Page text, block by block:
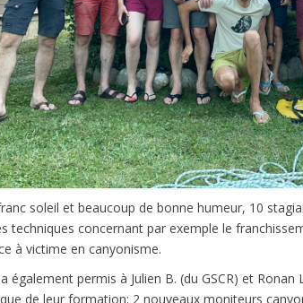
soleil et beaucoup de bonne humeur, 10
techniques concernant par exemple le
à victime en canyonisme.
également permis à Julien B. (du GSCR) et
de leur formation: 2 nouveaux moniteurs